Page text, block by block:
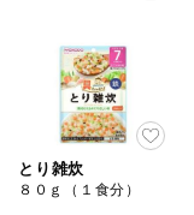
とり雑炊
８０ｇ（１食分）